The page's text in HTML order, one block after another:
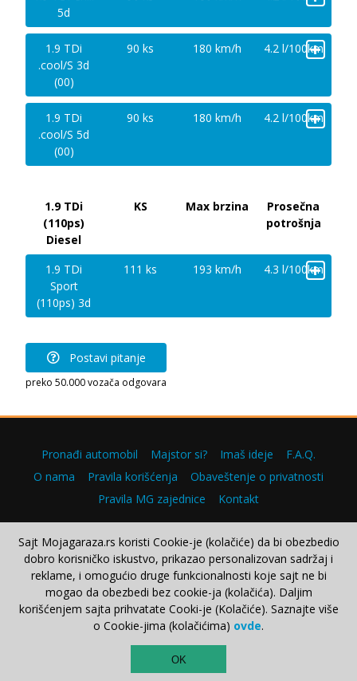
5d
1.9 TDi
.cool/S 3d
(00)
90 ks 180 km/h 4.2 l/100km
+
1.9 TDi
.cool/S 5d
(00)
90 ks 180 km/h 4.2 l/100km
+
1.9 TDi
(110ps)
Diesel
KS Max brzina
Prosečna
potrošnja
1.9 TDi
Sport
(110ps) 3d
111 ks 193 km/h 4.3 l/100km
+
Postavi pitanje
preko 50.000 vozača odgovara
Pronađi automobil Majstor si? Imaš ideje
F.A.Q.
O nama
Pravila korišćenja
Obaveštenje o privatnosti
Pravila MG zajednice
Kontakt
Copyright © 2000–2026.
Sajt Mojagaraza.rs koristi Cookie-je (kolačiće) da bi obezbedio
dobro korisničko iskustvo, prikazao personalizovan sadržaj i
reklame, i omogućio druge funkcionalnosti koje sajt ne bi
mogao da obezbedi bez cookie-ja (kolačića). Daljim
korišćenjem sajta prihvatate Cooki-je (Kolačiće). Saznajte više
o Cookie-jima (kolačićima) ovde.
OK